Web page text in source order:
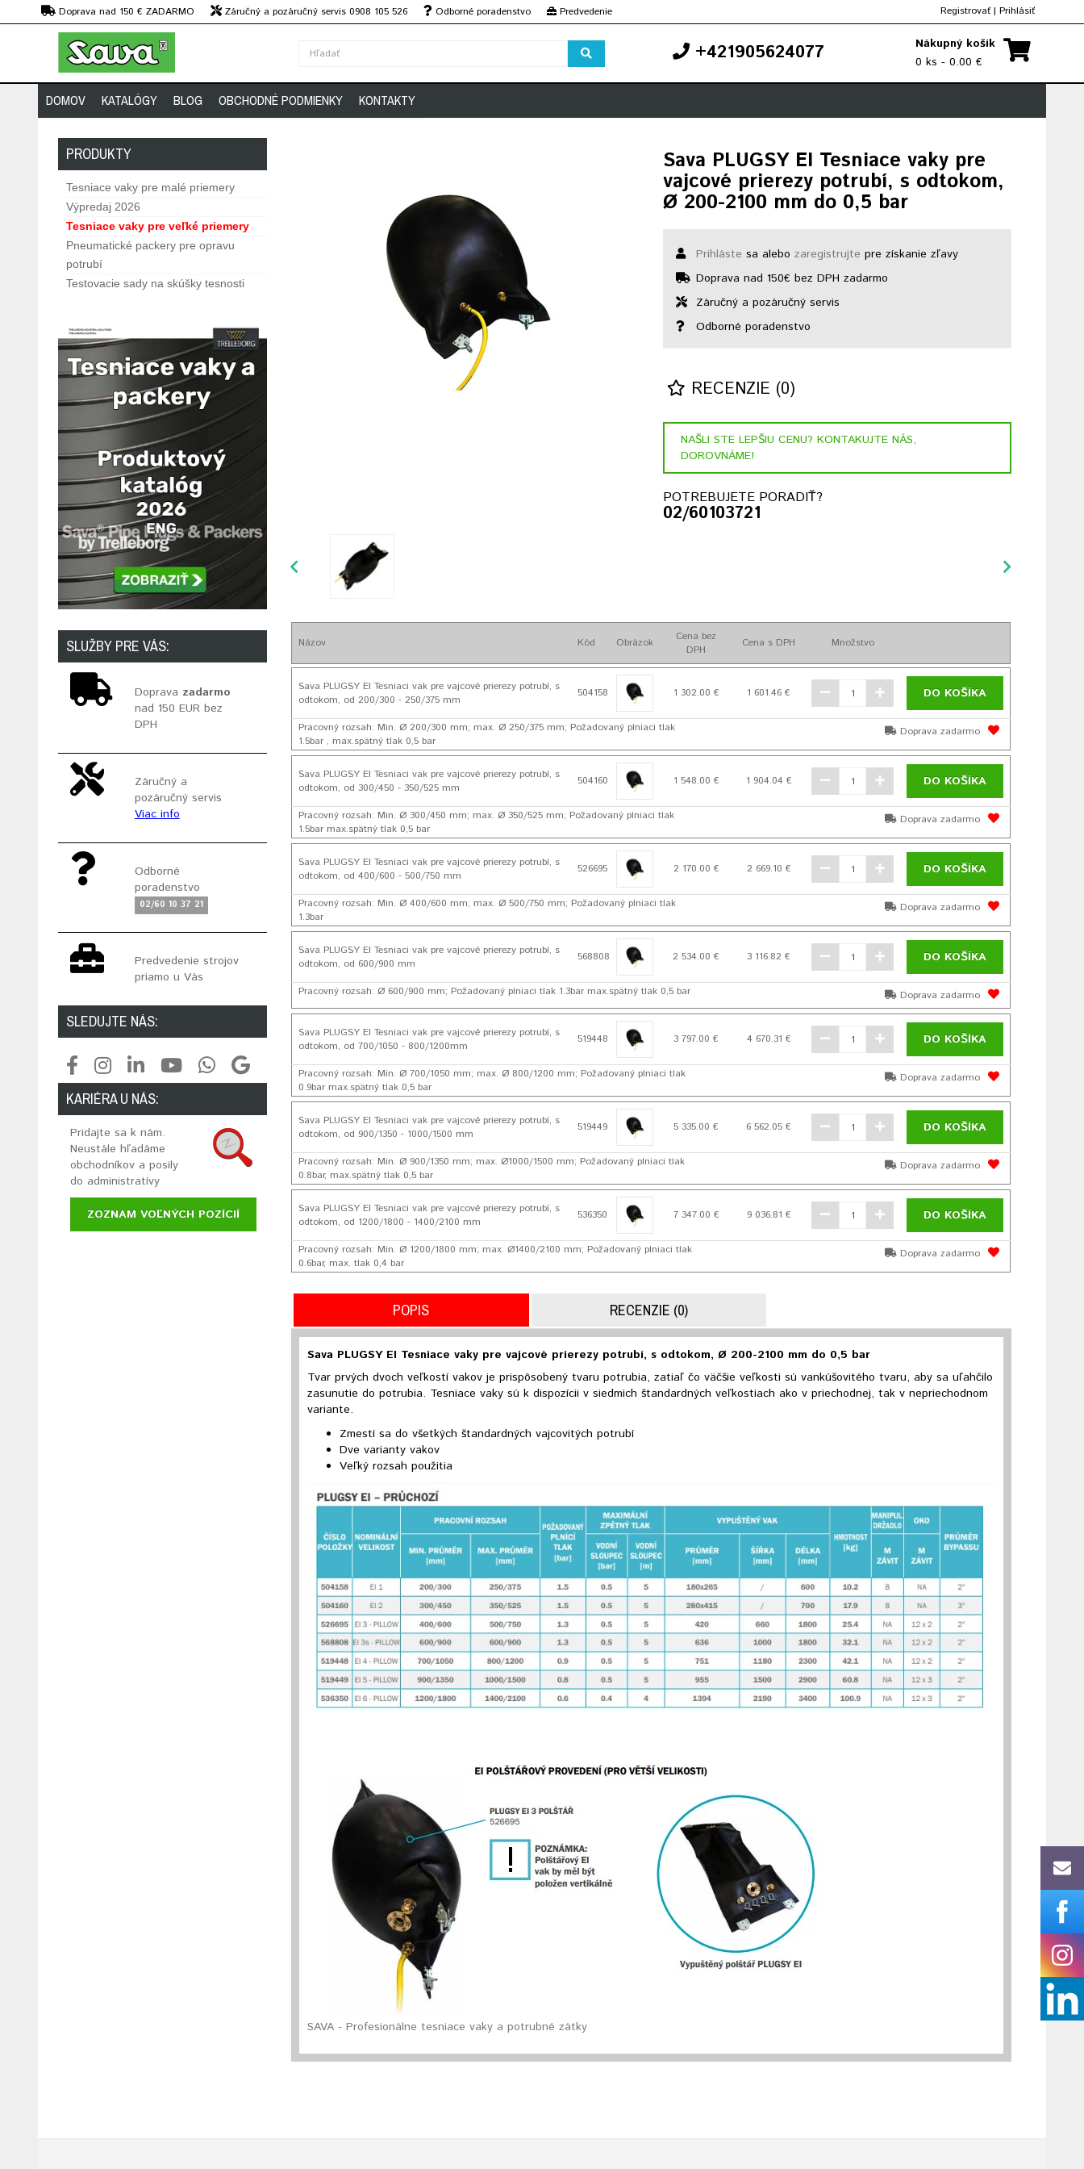
Doprava nad 150 € ZADARMO Záručný a pozáručný servis 0908 105 526 Odborné poradenstvo
Predvedenie
strojov
Registrovať | Prihlásiť
+421905624077
Nákupný košík
0 ks - 0.00 €
DOMOV KATALÓGY BLOG OBCHODNÉ PODMIENKY KONTAKTY
PRODUKTY
Tesniace vaky pre malé priemery
Výpredaj 2026
Tesniace vaky pre veľké priemery
Pneumatické packery pre opravu
potrubí
Testovacie sady na skúšky tesnosti
SLUŽBY PRE VÁS:
Doprava zadarmo
nad 150 EUR bez
DPH
Záručný a
pozáručný servis
Viac info
Odborné
poradenstvo
02/60 10 37 21
Predvedenie strojov
priamo u Vás
SLEDUJTE NÁS:
KARIÉRA U NÁS:
Pridajte sa k nám.
Neustále hľadáme
obchodníkov a posily
do administratívy
ZOZNAM VOĽNÝCH POZÍCIÍ
Sava PLUGSY EI Tesniace vaky pre
vajcové prierezy potrubí, s odtokom,
Ø 200-2100 mm do 0,5 bar
Prihláste sa alebozaregistrujte pre získanie zľavy
Doprava nad 150€ bez DPH zadarmo
Záručný a pozáručný servis
Odborné poradenstvo
RECENZIE (0)
NAŠLI STE LEPŠIU CENU? KONTAKUJTE NÁS,
DOROVNÁME!
POTREBUJETE PORADIŤ?
02/60103721
Názov Kód Obrázok
Cena bez
DPH
Cena s DPH Množstvo
Sava PLUGSY EI Tesniaci vak pre vajcové prierezy potrubí, s
odtokom, od 200/300 - 250/375 mm
504158 1 302.00 € 1 601.46 € DO KOŠÍKA
Pracovný rozsah: Min. Ø 200/300 mm; max. Ø 250/375 mm; Požadovaný plniaci tlak
1.5bar , max.spätný tlak 0,5 bar
Doprava zadarmo
Sava PLUGSY EI Tesniaci vak pre vajcové prierezy potrubí, s
odtokom, od 300/450 - 350/525 mm
504160 1 548.00 € 1 904.04 € DO KOŠÍKA
Pracovný rozsah: Min. Ø 300/450 mm; max. Ø 350/525 mm; Požadovaný plniaci tlak
1.5bar max.spätný tlak 0,5 bar
Doprava zadarmo
Sava PLUGSY EI Tesniaci vak pre vajcové prierezy potrubí, s
odtokom, od 400/600 - 500/750 mm
526695 2 170.00 € 2 669.10 € DO KOŠÍKA
Pracovný rozsah: Min. Ø 400/600 mm; max. Ø 500/750 mm; Požadovaný plniaci tlak
1.3bar
Doprava zadarmo
Sava PLUGSY EI Tesniaci vak pre vajcové prierezy potrubí, s
odtokom, od 600/900 mm
568808 2 534.00 € 3 116.82 € DO KOŠÍKA
Pracovný rozsah: Ø 600/900 mm; Požadovaný plniaci tlak 1.3bar max.spätný tlak 0,5 bar Doprava zadarmo
Sava PLUGSY EI Tesniaci vak pre vajcové prierezy potrubí, s
odtokom, od 700/1050 - 800/1200mm
519448 3 797.00 € 4 670.31 € DO KOŠÍKA
Pracovný rozsah: Min. Ø 700/1050 mm; max. Ø 800/1200 mm; Požadovaný plniaci tlak
0.9bar max.spätný tlak 0,5 bar
Doprava zadarmo
Sava PLUGSY EI Tesniaci vak pre vajcové prierezy potrubí, s
odtokom, od 900/1350 - 1000/1500 mm
519449 5 335.00 € 6 562.05 € DO KOŠÍKA
Pracovný rozsah: Min. Ø 900/1350 mm; max. Ø1000/1500 mm; Požadovaný plniaci tlak
0.8bar, max.spätný tlak 0,5 bar
Doprava zadarmo
Sava PLUGSY EI Tesniaci vak pre vajcové prierezy potrubí, s
odtokom, od 1200/1800 - 1400/2100 mm
536350 7 347.00 € 9 036.81 € DO KOŠÍKA
Pracovný rozsah: Min. Ø 1200/1800 mm; max. Ø1400/2100 mm; Požadovaný plniaci tlak
0.6bar, max. tlak 0,4 bar
Doprava zadarmo
POPIS RECENZIE (0)
Sava PLUGSY EI Tesniace vaky pre vajcové prierezy potrubí, s odtokom, Ø 200-2100 mm do 0,5 bar
Tvar prvých dvoch veľkostí vakov je prispôsobený tvaru potrubia, zatiaľ čo väčšie veľkosti sú vankúšovitého tvaru, aby sa uľahčilo
zasunutie do potrubia. Tesniace vaky sú k dispozícii v siedmich štandardných veľkostiach ako v priechodnej, tak v nepriechodnom
variante.
Zmestí sa do všetkých štandardných vajcovitých potrubí
Dve varianty vakov
Veľký rozsah použitia
SAVA - Profesionálne tesniace vaky a potrubné zátky